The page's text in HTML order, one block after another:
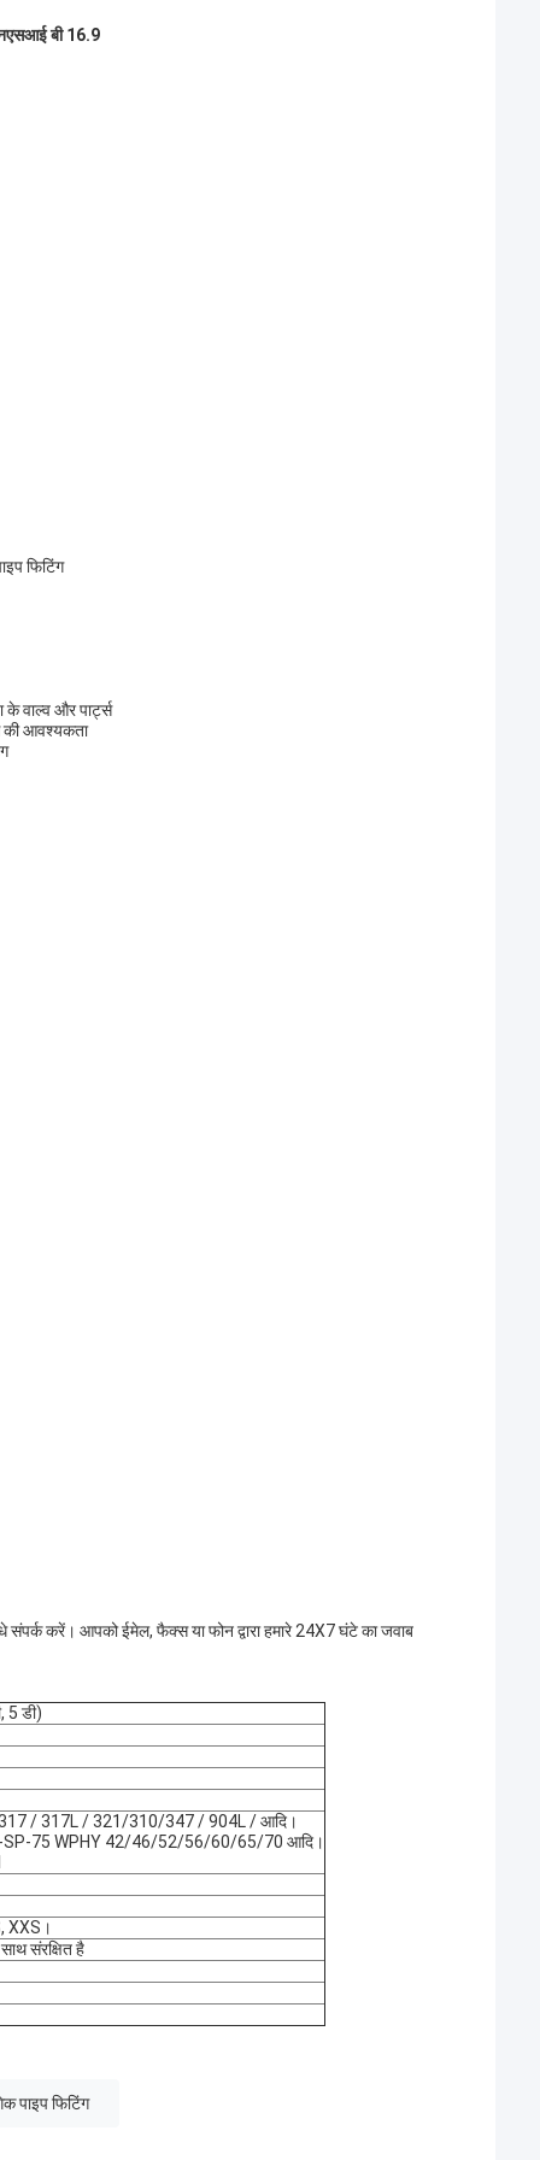
बी 16.9
फिटिंग
वाल्व और पार्ट्स
की आवश्यकता
संपर्क करें। आपको ईमेल, फैक्स या फोन द्वारा हमारे 24X7 घंटे का जवाब
5 डी)
/ 317L / 321/310/347 / 904L / आदि।
SP-75 WPHY 42/46/52/56/60/65/70 आदि।
XXS।
संरक्षित है
पाइप फिटिंग